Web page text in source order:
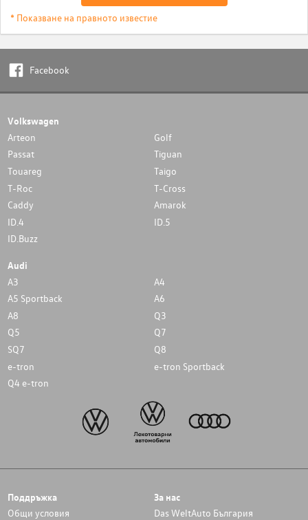
* Показване на правното известие
Facebook
Volkswagen
Arteon
Golf
Passat
Tiguan
Touareg
Taigo
T-Roc
T-Cross
Caddy
Amarok
ID.4
ID.5
ID.Buzz
Audi
A3
A4
A5 Sportback
A6
A8
Q3
Q5
Q7
SQ7
Q8
e-tron
e-tron Sportback
Q4 e-tron
Поддръжка
Общи условия
За нас
Das WeltAuto България